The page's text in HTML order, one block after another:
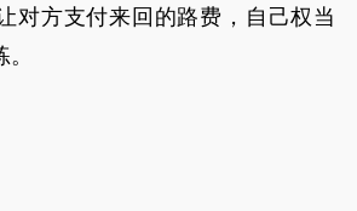
对方支付来回的路费，自己权当